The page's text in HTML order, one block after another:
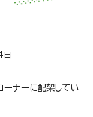
ーナーに配架してい